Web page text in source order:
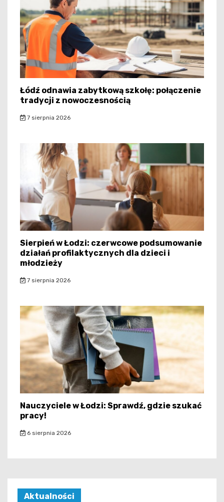
Łódź odnawia zabytkową szkołę: połączenie
tradycji z nowoczesnością
7 sierpnia 2026
Sierpień w Łodzi: czerwcowe podsumowanie
działań profilaktycznych dla dzieci i
młodzieży
7 sierpnia 2026
Nauczyciele w Łodzi: Sprawdź, gdzie szukać
pracy!
6 sierpnia 2026
Aktualności